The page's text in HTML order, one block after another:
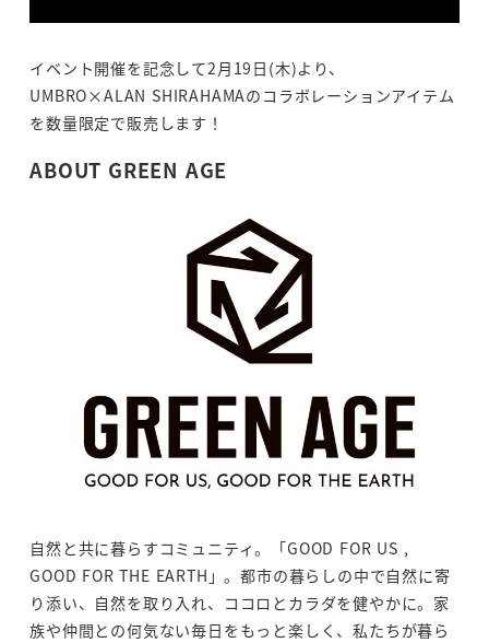
イベント開催を記念して2月19日(木)より、
UMBRO×ALAN SHIRAHAMAのコラボレーションアイテム
を数量限定で販売します！
ABOUT GREEN AGE
自然と共に暮らすコミュニティ。「GOOD FOR US ,
GOOD FOR THE EARTH」。都市の暮らしの中で自然に寄
り添い、自然を取り入れ、ココロとカラダを健やかに。家
族や仲間との何気ない毎日をもっと楽しく、私たちが暮ら